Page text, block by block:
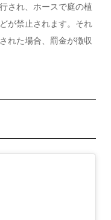
され、ホースで庭の植
が禁止されます。それ
れた場合、罰金が徴収